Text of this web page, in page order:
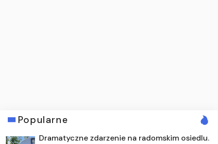
Popularne
Dramatyczne zdarzenie na radomskim osiedlu.